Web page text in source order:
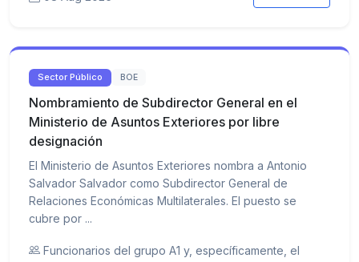
Sector Público BOE
Nombramiento de Subdirector General en el
Ministerio de Asuntos Exteriores por libre
designación
El Ministerio de Asuntos Exteriores nombra a Antonio
Salvador Salvador como Subdirector General de
Relaciones Económicas Multilaterales. El puesto se
cubre por ...
Funcionarios del grupo A1 y, específicamente, el